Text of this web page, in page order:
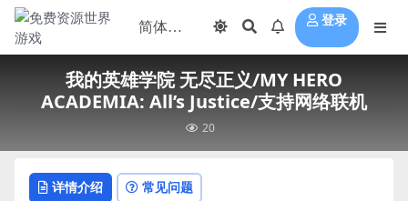
登录
我的英雄学院 无尽正义/MY HERO
ACADEMIA: All’s Justice/支持网络联机
20
详情介绍 常见问题